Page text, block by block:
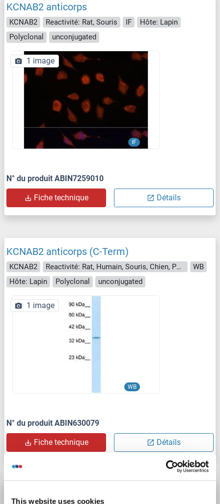
This website uses cookies
KCNAB2 anticorps
KCNAB2 Reactivité: Rat, Souris IF
Hôte: Lapin
Polyclonal
unconjugated
IF
1 image
N° du produit ABIN7259010
Fiche technique Détails
KCNAB2 anticorps (C-Term)
KCNAB2 Reactivité: Rat, Humain, Souris, Chien, Poisson zèbre (Danio rerio)
WB
Hôte: Lapin
Polyclonal unconjugated
WB
1 image
N° du produit ABIN630079
Fiche technique Détails
KCNAB2 anticorps (AA 240-289)